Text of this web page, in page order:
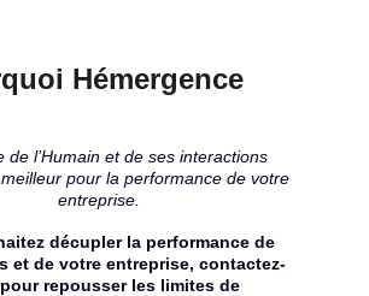
Hémergence
de l’Humain et de ses interactions
pour la performance de votre
entreprise.
décupler la performance de
et de votre entreprise, contactez-
repousser les limites de